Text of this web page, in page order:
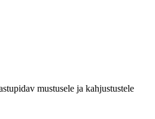
mustusele ja kahjustustele